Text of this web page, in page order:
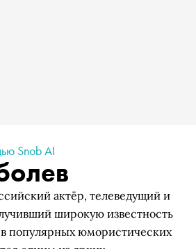
Snob AI
актёр, телеведущий и
широкую известность
в популярных юмористических